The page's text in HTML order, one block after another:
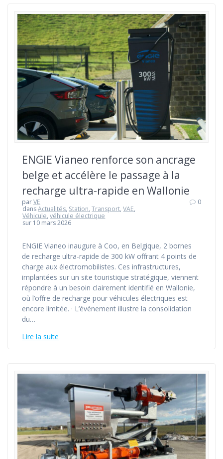
ENGIE Vianeo renforce son ancrage
belge et accélère le passage à la
recharge ultra-rapide en Wallonie
parVE
dansActualités, Station,Transport,VAE,
Véhicule,véhicule électrique
sur 10 mars 2026
0
ENGIE Vianeo inaugure à Coo, en Belgique, 2 bornes
de recharge ultra-rapide de 300 kW offrant 4 points de
charge aux électromobilistes. Ces infrastructures,
implantées sur un site touristique stratégique, viennent
répondre à un besoin clairement identifié en Wallonie,
où l’offre de recharge pour véhicules électriques est
encore limitée. · L’événement illustre la consolidation
du…
Lire la suite